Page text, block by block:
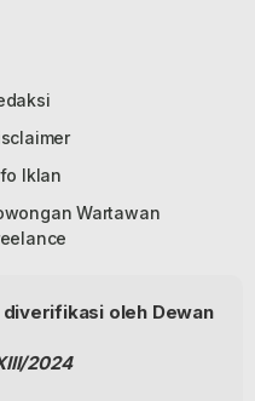
Iklan
Wartawan
oleh Dewan
2024